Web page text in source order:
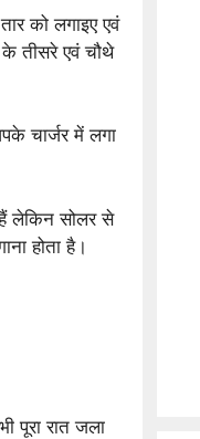
को लगाइए एवं
तीसरे एवं चौथे
चार्जर में लगा
लेकिन सोलर से
होता है।
पूरा रात जला